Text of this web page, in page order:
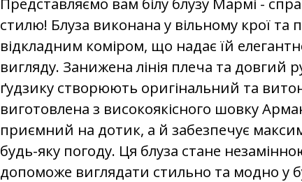
стилю! Блуза виконана у вільному крої та
відкладним коміром, що надає їй
вигляду. Занижена лінія плеча та довгий
ґудзику створюють оригінальний та
виготовлена з високоякісного шовку
приємний на дотик, а й забезпечує
будь-яку погоду. Ця блуза стане
допоможе виглядати стильно та модно у